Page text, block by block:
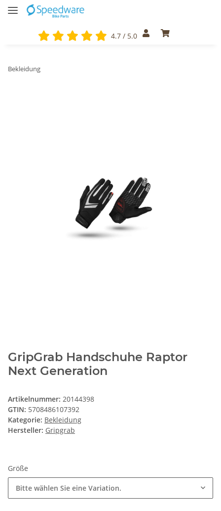
4.7 / 5.0
Bekleidung
GripGrab Handschuhe Raptor
Next Generation
Artikelnummer: 20144398
GTIN: 5708486107392
Kategorie: Bekleidung
Hersteller: Gripgrab
Größe
Bitte wählen Sie eine Variation.